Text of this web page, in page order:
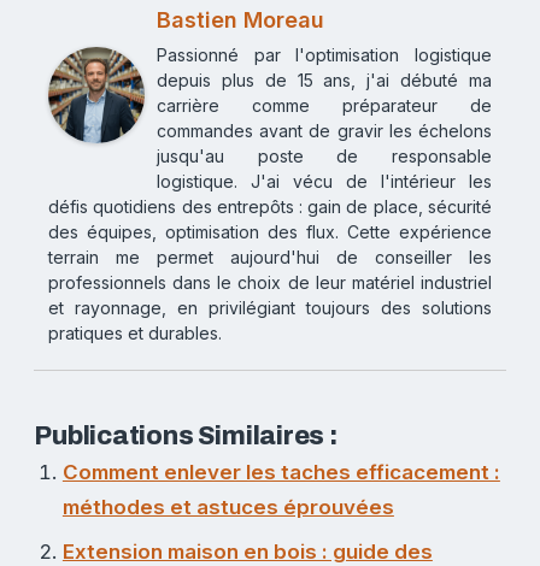
Bastien Moreau
Passionné par l'optimisation logistique
depuis plus de 15 ans, j'ai débuté ma
carrière comme préparateur de
commandes avant de gravir les échelons
jusqu'au poste de responsable
logistique. J'ai vécu de l'intérieur les
défis quotidiens des entrepôts : gain de place, sécurité
des équipes, optimisation des flux. Cette expérience
terrain me permet aujourd'hui de conseiller les
professionnels dans le choix de leur matériel industriel
et rayonnage, en privilégiant toujours des solutions
pratiques et durables.
Publications Similaires :
Comment enlever les taches efficacement :
méthodes et astuces éprouvées
Extension maison en bois : guide des